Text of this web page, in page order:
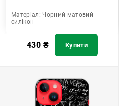
Матеріал: Чорний матовий
силікон
430 ₴ Купити